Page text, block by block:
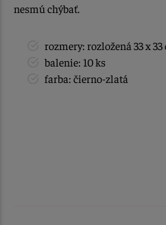
nesmú chýbať.
rozmery: rozložená 33 x 33
balenie: 10 ks
farba: čierno-zlatá